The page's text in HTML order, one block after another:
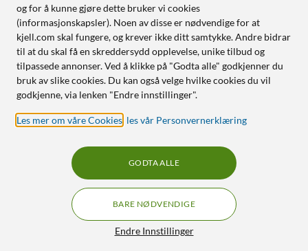
Handle fra:
Sverige
Norge
RÅD OG TILBEHØR TIL
HJEMMEELEKTRONIKK
og for å kunne gjøre dette bruker vi cookies
(informasjonskapsler). Noen av disse er nødvendige for at
kjell.com skal fungere, og krever ikke ditt samtykke. Andre bidrar
til at du skal få en skreddersydd opplevelse, unike tilbud og
tilpassede annonser. Ved å klikke på "Godta alle" godkjenner du
bruk av slike cookies. Du kan også velge hvilke cookies du vil
godkjenne, via lenken "Endre innstillinger".
Les mer om våre Cookies les vår Personvernerklæring
Endre Innstillinger
BARE NØDVENDIGE
GODTA ALLE